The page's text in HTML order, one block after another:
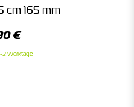
cm 165 mm
€
2 Werktage